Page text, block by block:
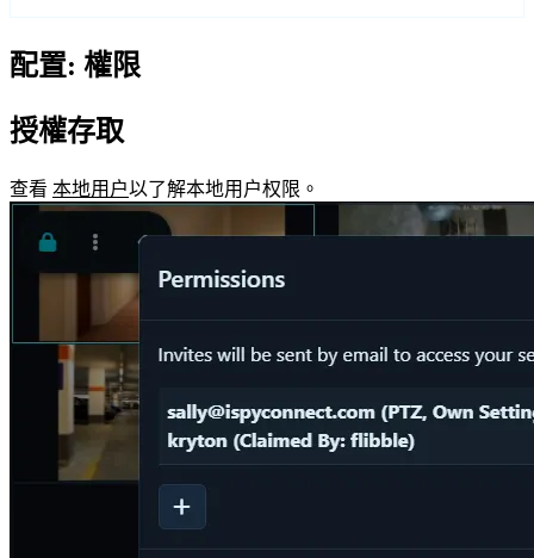
配置: 權限
授權存取
查看 本地用户以了解本地用户权限。